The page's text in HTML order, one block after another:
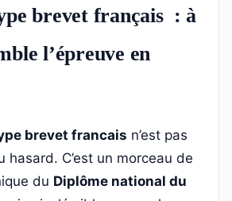
brevet français : à
l’épreuve en
brevet francais n’est pas
hasard. C’est un morceau de
du Diplôme national du